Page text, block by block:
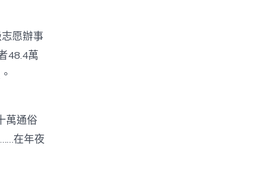
愿辦事
48.4萬
萬通俗
在年夜